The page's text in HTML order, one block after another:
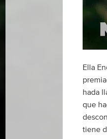
Ella
hada
que
tiene